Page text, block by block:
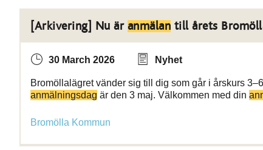
[Arkivering] Nu är anmälan till årets
30 March 2026 Nyhet
Bromöllalägret vänder sig till dig som går i årskurs
anmälningsdag är den 3 maj. Välkommen med din
Bromölla Kommun